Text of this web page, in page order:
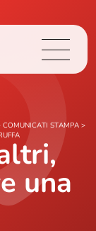
COMUNICATI STAMPA >
una